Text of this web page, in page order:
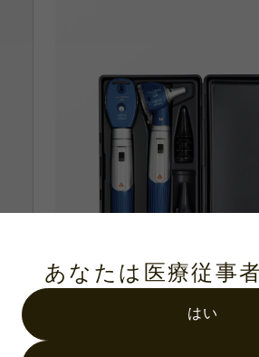
あなたは医療従事
はい